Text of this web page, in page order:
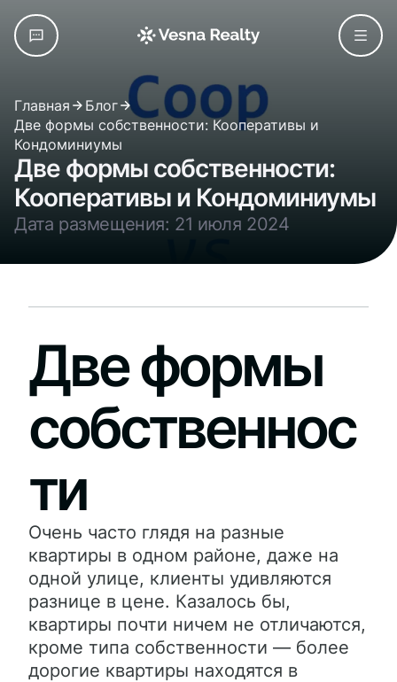
Главная
Блог
Две формы собственности: Кооперативы и
Кондоминиумы
Две формы собственности:
Кооперативы и Кондоминиумы
Дата размещения: 21 июля 2024
Две формы
собственнос
ти
Очень часто глядя на разные
квартиры в одном районе, даже на
одной улице, клиенты удивляются
разнице в цене. Казалось бы,
квартиры почти ничем не отличаются,
кроме типа собственности — более
дорогие квартиры находятся в